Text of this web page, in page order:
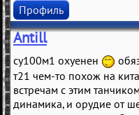
Профиль
Antill
су100м1 охуенен
т21 чем-то похож на
встречам с этим
динамика, и орудие от